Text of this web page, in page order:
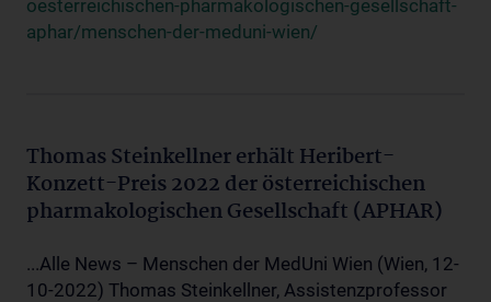
oesterreichischen-pharmakologischen-gesellschaft-
aphar/menschen-der-meduni-wien/
Thomas Steinkellner erhält Heribert-
Konzett-Preis 2022 der österreichischen
pharmakologischen Gesellschaft (APHAR)
...Alle News – Menschen der MedUni Wien (Wien, 12-
10-2022) Thomas Steinkellner, Assistenzprofessor